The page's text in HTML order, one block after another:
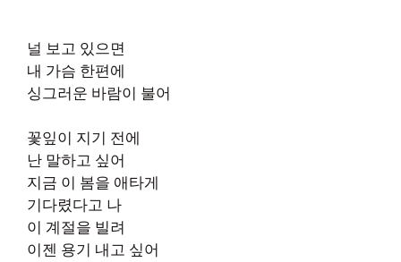
널 보고 있으면
내 가슴 한편에
싱그러운 바람이 불어
꽃잎이 지기 전에
난 말하고 싶어
지금 이 봄을 애타게
기다렸다고 나
이 계절을 빌려
이젠 용기 내고 싶어